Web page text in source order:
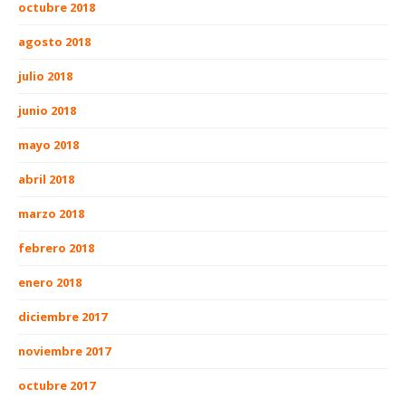
octubre 2018
agosto 2018
julio 2018
junio 2018
mayo 2018
abril 2018
marzo 2018
febrero 2018
enero 2018
diciembre 2017
noviembre 2017
octubre 2017